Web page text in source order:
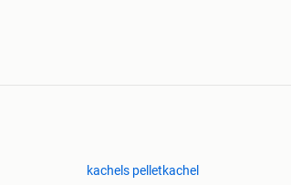
kachels pelletkachel